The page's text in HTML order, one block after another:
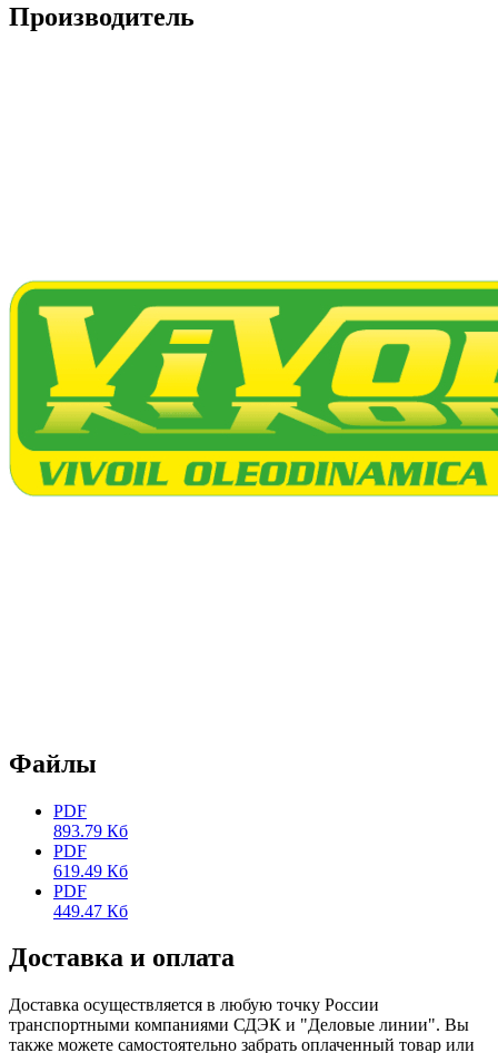
Производитель
Файлы
PDF
893.79 Кб
PDF
619.49 Кб
PDF
449.47 Кб
Доставка и оплата
Доставка осуществляется в любую точку России
транспортными компаниями СДЭК и "Деловые линии". Вы
также можете самостоятельно забрать оплаченный товар или